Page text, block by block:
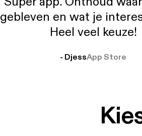
gebleven en wat je
Heel veel keuze!
- DjessApp Store